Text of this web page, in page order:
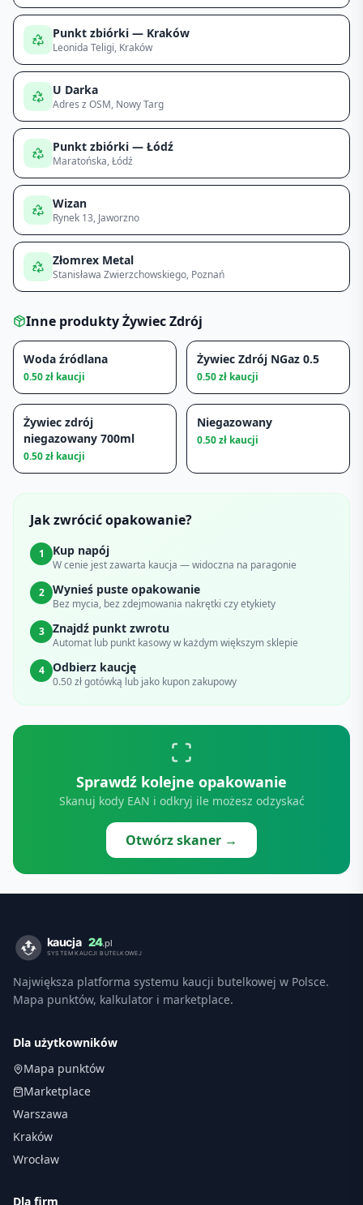
Punkt zbiórki — Kraków
Leonida Teligi, Kraków
U Darka
Adres z OSM, Nowy Targ
Punkt zbiórki — Łódź
Maratońska, Łódź
Wizan
Rynek 13, Jaworzno
Złomrex Metal
Stanisława Zwierzchowskiego, Poznań
Inne produktyŻywiec Zdrój
Woda źródlana
0.50zł kaucji
Żywiec Zdrój NGaz 0.5
0.50zł kaucji
Żywiec zdrój
niegazowany 700ml
0.50zł kaucji
Niegazowany
0.50zł kaucji
Jak zwrócić opakowanie?
1 Kup napój
W cenie jest zawarta kaucja — widoczna na paragonie
2
Wynieś puste opakowanie
Bez mycia, bez zdejmowania nakrętki czy etykiety
3
Znajdź punkt zwrotu
Automat lub punkt kasowy w każdym większym sklepie
4
Odbierz kaucję
0.50 zł gotówką lub jako kupon zakupowy
Sprawdź kolejne opakowanie
Skanuj kody EAN i odkryj ile możesz odzyskać
Otwórz skaner →
Największa platforma systemu kaucji butelkowej w Polsce.
Mapa punktów, kalkulator i marketplace.
Dla użytkowników
Mapa punktów
Marketplace
Warszawa
Kraków
Wrocław
Dla firm